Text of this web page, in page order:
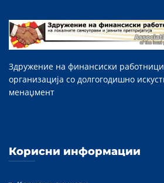
Здружение на финансиски
организација со долгогодишно
менаџмент
Корисни информации